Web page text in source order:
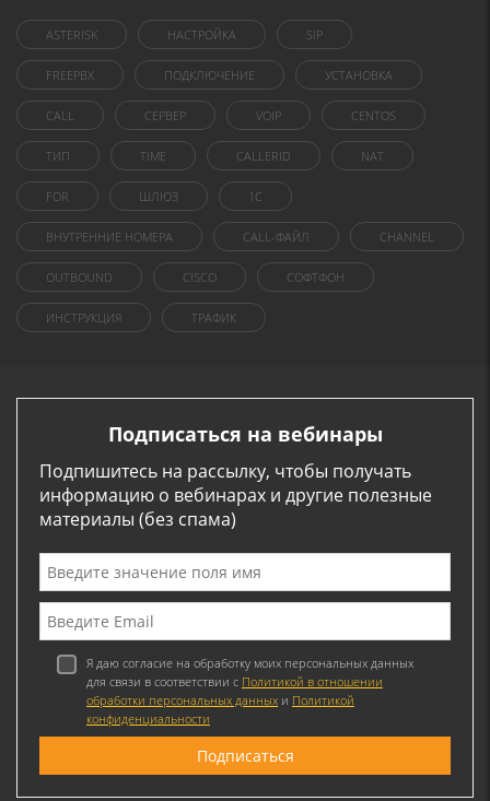
ASTERISK НАСТРОЙКА SIP
FREEPBX ПОДКЛЮЧЕНИЕ УСТАНОВКА
CALL СЕРВЕР VOIP CENTOS
ТИП TIME CALLERID NAT
FOR ШЛЮЗ 1C
ВНУТРЕННИЕ НОМЕРА CALL-ФАЙЛ CHANNEL
OUTBOUND CISCO СОФТФОН
ИНСТРУКЦИЯ ТРАФИК
Подписаться на вебинары
Подпишитесь на рассылку, чтобы получать
информацию о вебинарах и другие полезные
материалы (без спама)
Я даю согласие на обработку моих персональных данных
для связи в соответствии с Политикой в отношении
обработки персональных данных и Политикой
конфиденциальности